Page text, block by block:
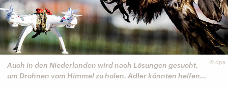
© dpa
Auch in den Niederlanden wird nach Lösungen gesucht,
um Drohnen vom Himmel zu holen. Adler könnten helfen...